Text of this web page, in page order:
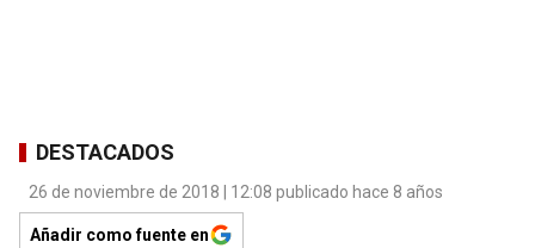
DESTACADOS
26 de noviembre de 2018 | 12:08 publicado hace 8 años
Añadir como fuente en